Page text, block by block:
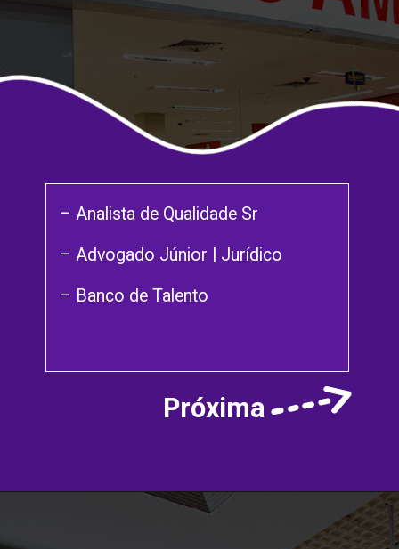
– Analista de Qualidade Sr
– Advogado Júnior | Jurídico
– Banco de Talento
Próxima